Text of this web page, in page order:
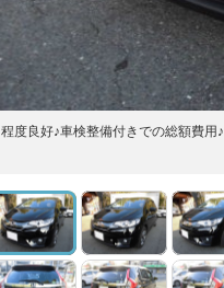
程度良好♪車検整備付きでの総額費用♪